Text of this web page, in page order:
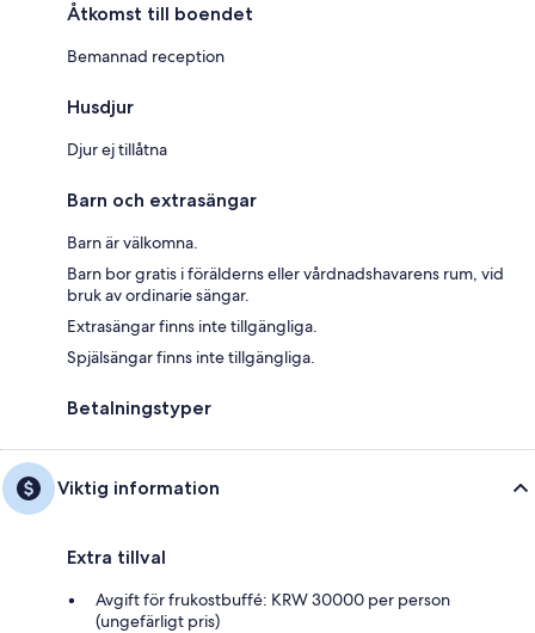
Åtkomst till boendet
Bemannad reception
Husdjur
Djur ej tillåtna
Barn och extrasängar
Barn är välkomna.
Barn bor gratis i förälderns eller vårdnadshavarens rum, vid
bruk av ordinarie sängar.
Extrasängar finns inte tillgängliga.
Spjälsängar finns inte tillgängliga.
Betalningstyper
Viktig information
Extra tillval
Avgift för frukostbuffé: KRW 30000 per person
(ungefärligt pris)